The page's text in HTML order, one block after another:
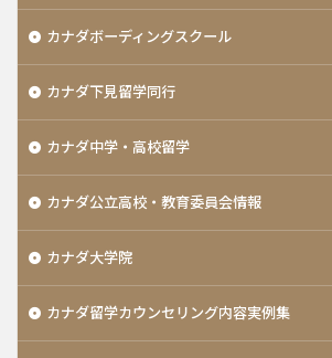
カナダボーディングスクール
カナダ下見留学同行
カナダ中学・高校留学
カナダ公立高校・教育委員会情報
カナダ大学院
カナダ留学カウンセリング内容実例集